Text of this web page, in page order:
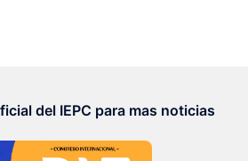
del IEPC para mas noticias